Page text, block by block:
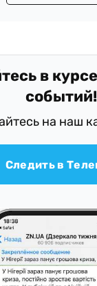
в
событий!
на наш
Следить в